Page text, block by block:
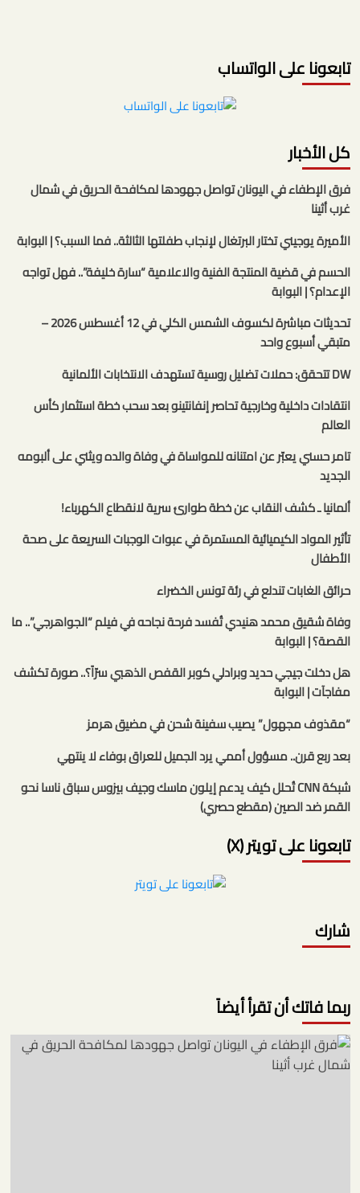
تابعونا على الواتساب
كل الأخبار
فرق الإطفاء في اليونان تواصل جهودها لمكافحة الحريق في شمال
غرب أثينا
الأميرة يوجيني تختار البرتغال لإنجاب طفلتها الثالثة.. فما السبب؟ | البوابة
الحسم في قضية المنتجة الفنية والاعلامية “سارة خليفة”.. فهل تواجه
الإعدام؟ | البوابة
تحديثات مباشرة لكسوف الشمس الكلي في 12 أغسطس 2026 –
متبقي أسبوع واحد
DW تتحقق: حملات تضليل روسية تستهدف الانتخابات الألمانية
انتقادات داخلية وخارجية تحاصر إنفانتينو بعد سحب خطة استثمار كأس
العالم
تامر حسني يعبّر عن امتنانه للمواساة في وفاة والده ويثني على ألبومه
الجديد
ألمانيا ـ كشف النقاب عن خطة طوارئ سرية لانقطاع الكهرباء!
تأثير المواد الكيميائية المستمرة في عبوات الوجبات السريعة على صحة
الأطفال
حرائق الغابات تندلع في رئة تونس الخضراء
وفاة شقيق محمد هنيدي تُفسد فرحة نجاحه في فيلم “الجواهرجي”.. ما
القصة؟ | البوابة
هل دخلت جيجي حديد وبرادلي كوبر القفص الذهبي سرّاً؟.. صورة تكشف
مفاجآت | البوابة
“مقذوف مجهول” يصيب سفينة شحن في مضيق هرمز
بعد ربع قرن.. مسؤول أممي يرد الجميل للعراق بوفاء لا ينتهي
شبكة CNN تُحلل كيف يدعم إيلون ماسك وجيف بيزوس سباق ناسا نحو
القمر ضد الصين (مقطع حصري)
تابعونا على تويتر (X)
شارك
ربما فاتك أن تقرأ أيضاً